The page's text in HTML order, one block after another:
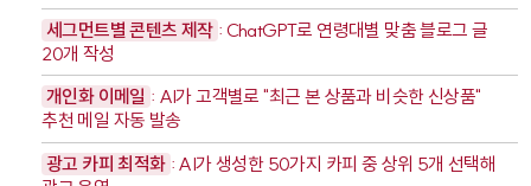
세그먼트별 콘텐츠 제작 : ChatGPT로 연령대별 맞춤 블로그 글
20개 작성
개인화 이메일 : AI가 고객별로 "최근 본 상품과 비슷한 신상품"
추천 메일 자동 발송
광고 카피 최적화 : AI가 생성한 50가지 카피 중 상위 5개 선택해